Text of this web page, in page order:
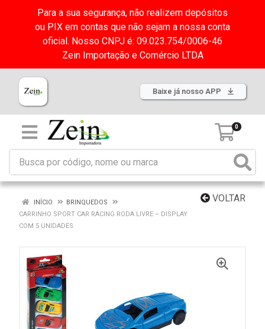
Para a sua segurança, não realizem depósitos
ou PIX em contas que não sejam a nossa conta
oficial. Nosso CNPJ é: 09.023.754/0006-46
Zein Importação e Comércio LTDA
Baixe já nosso APP
0
VOLTAR
INÍCIO
BRINQUEDOS
CARRINHO SPORT CAR RACING RODA LIVRE – DISPLAY
COM 5 UNIDADES